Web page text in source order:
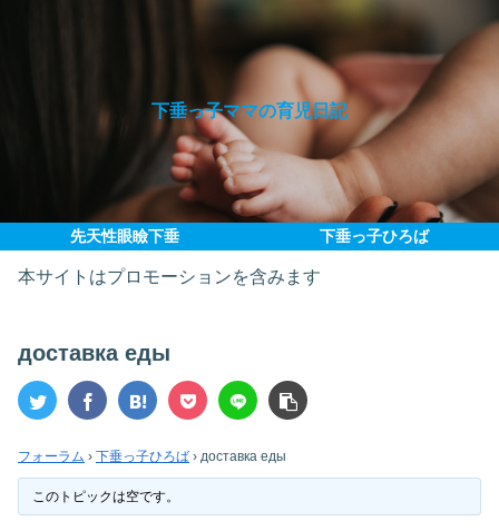
下垂っ子ママの育児日記
先天性眼瞼下垂 下垂っ子ひろば
本サイトはプロモーションを含みます
доставка еды
フォーラム › 下垂っ子ひろば › доставка еды
このトピックは空です。